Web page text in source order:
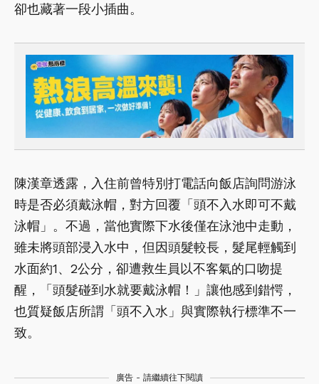
卻也藏著一段小插曲。
陳漢章透露，入住前曾特別打電話向飯店詢問游泳
時是否必須戴泳帽，對方回覆「頭不入水即可不戴
泳帽」。不過，當他實際下水後僅在泳池中走動，
雖未將頭部浸入水中，但因頭髮較長，髮尾輕觸到
水面約1、2公分，卻遭救生員以不客氣的口吻提
醒，「頭髮碰到水就要戴泳帽！」讓他感到錯愕，
也質疑飯店所謂「頭不入水」與實際執行標準不一
致。
廣告 - 請繼續往下閱讀